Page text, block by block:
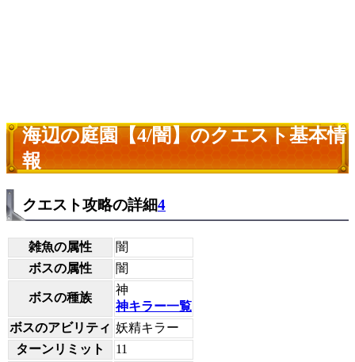
海辺の庭園【4/闇】のクエスト基本情
報
クエスト攻略の詳細4
雑魚の属性
闇
ボスの属性
闇
ボスの種族
神
神キラー一覧
ボスのアビリティ 妖精キラー
ターンリミット
11